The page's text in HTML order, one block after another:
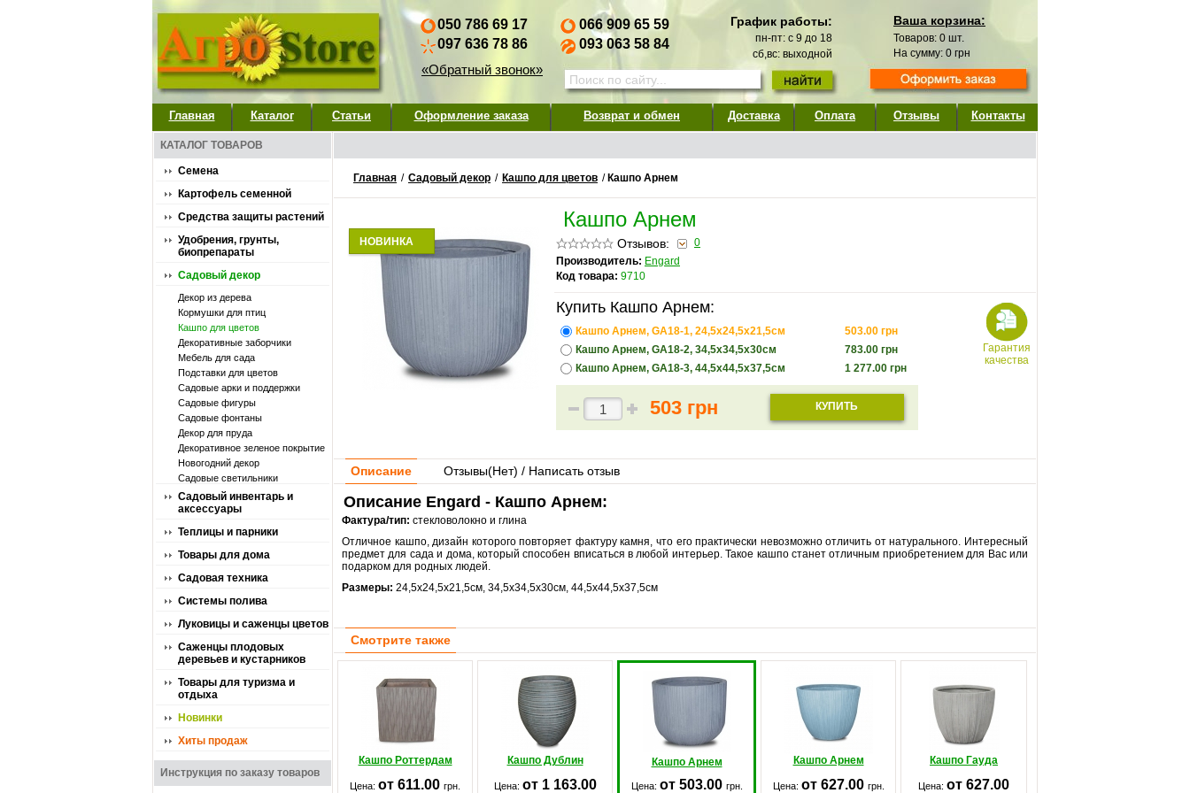
050 786 69 17
097 636 78 86
«Обратный звонок»
066 909 65 59
093 063 58 84
График работы:
пн-пт: с 9 до 18
сб,вс: выходной
Ваша корзина:
Товаров: 0 шт.
На сумму: 0 грн
Главная Каталог Статьи Оформление заказа Возврат и обмен Доставка Оплата Отзывы Контакты
КАТАЛОГ ТОВАРОВ
Семена
Картофель семенной
Средства защиты растений
Удобрения, грунты,
биопрепараты
Садовый декор
Декор из дерева
Кормушки для птиц
Кашпо для цветов
Декоративные заборчики
Мебель для сада
Подставки для цветов
Садовые арки и поддержки
Садовые фигуры
Садовые фонтаны
Декор для пруда
Декоративное зеленое покрытие
Новогодний декор
Садовые светильники
Садовый инвентарь и
аксессуары
Теплицы и парники
Товары для дома
Садовая техника
Системы полива
Луковицы и саженцы цветов
Саженцы плодовых
деревьев и кустарников
Товары для туризма и
отдыха
Новинки
Хиты продаж
Инструкция по заказу товаров
Главная / Садовый декор / Кашпо для цветов / Кашпо Арнем
НОВИНКА
Кашпо Арнем
Отзывов:
0
Производитель: Engard
Код товара: 9710
Купить Кашпо Арнем:
Кашпо Арнем, GA18-1, 24,5x24,5x21,5см 503.00 грн
Кашпо Арнем, GA18-2, 34,5x34,5x30см
783.00 грн
Кашпо Арнем, GA18-3, 44,5x44,5x37,5см
1 277.00 грн
503 грн КУПИТЬ
Гарантия
качества
Описание Отзывы(Нет) / Написать отзыв
Описание Engard - Кашпо Арнем:
Фактура/тип: стекловолокно и глина
Отличное кашпо, дизайн которого повторяет фактуру камня, что его практически невозможно отличить от натурального. Интересный
предмет для сада и дома, который способен вписаться в любой интерьер. Такое кашпо станет отличным приобретением для Вас или
подарком для родных людей.
Размеры: 24,5x24,5x21,5см, 34,5x34,5x30см, 44,5x44,5x37,5см
Смотрите также
Кашпо Роттердам Кашпо Дублин Кашпо Арнем Кашпо Арнем Кашпо Гауда
Цена: от 611.00 грн. Цена: от 1 163.00 Цена: от 503.00 грн. Цена: от 627.00 грн. Цена: от 627.00